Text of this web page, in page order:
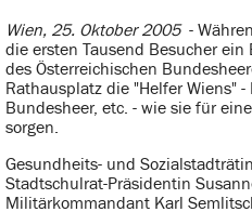
Wien, 25. Oktober 2005 -
die ersten Tausend Besucher
des Österreichischen
Rathausplatz die "Helfer Wiens"
Bundesheer, etc. - wie sie für
sorgen.
Gesundheits- und
Stadtschulrat-Präsidentin
Militärkommandant Karl